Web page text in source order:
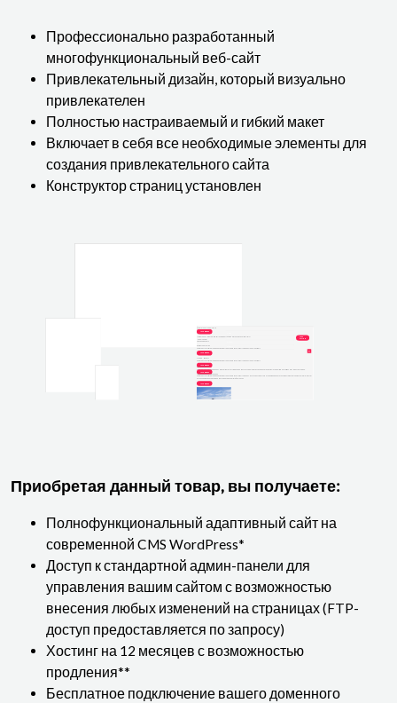
Профессионально разработанный
многофункциональный веб-сайт
Привлекательный дизайн, который визуально
привлекателен
Полностью настраиваемый и гибкий макет
Включает в себя все необходимые элементы для
создания привлекательного сайта
Конструктор страниц установлен
Приобретая данный товар, вы получаете:
Полнофункциональный адаптивный сайт на
современной CMS WordPress*
Доступ к стандартной админ-панели для
управления вашим сайтом с возможностью
внесения любых изменений на страницах (FTP-
доступ предоставляется по запросу)
Хостинг на 12 месяцев с возможностью
продления**
Бесплатное подключение вашего доменного